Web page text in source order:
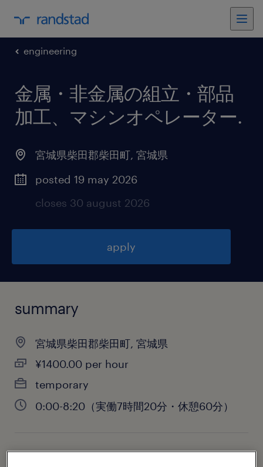
engineering
金属・非金属の組立・部品
加工、マシンオペレーター.
宮城県柴田郡柴田町, 宮城県
posted 19 may 2026
closes 30 august 2026
apply
summary
宮城県柴田郡柴田町, 宮城県
¥1400.00 per hour
temporary
0:00-8:20（実働7時間20分・休憩60分）